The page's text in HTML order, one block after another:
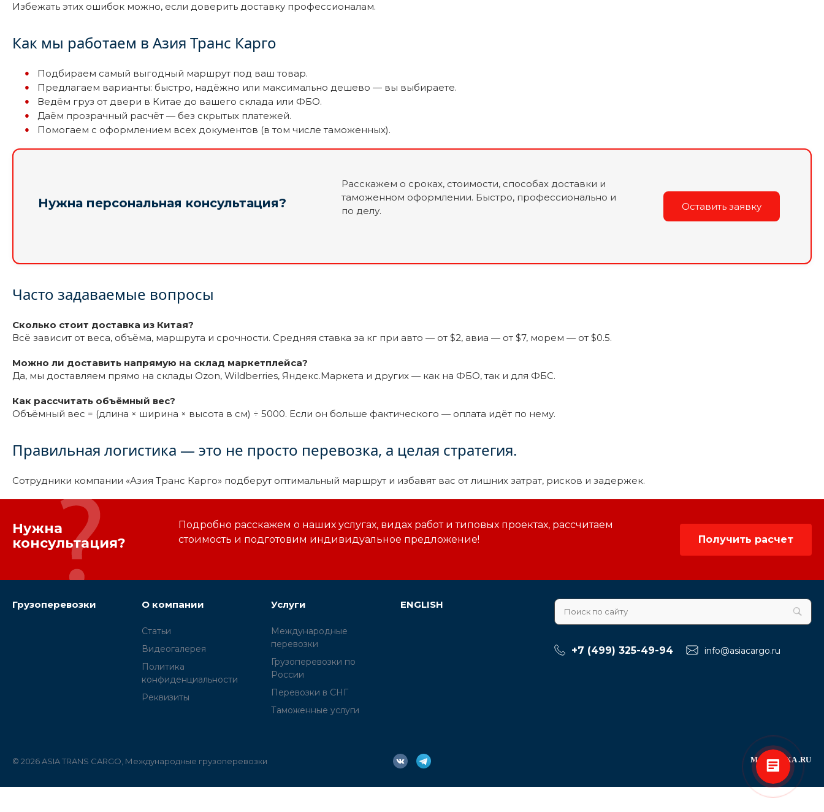
Избежать этих ошибок можно, если доверить доставку профессионалам.
Как мы работаем в Азия Транс Карго
Подбираем самый выгодный маршрут под ваш товар.
Предлагаем варианты: быстро, надёжно или максимально дешево — вы выбираете.
Ведём груз от двери в Китае до вашего склада или ФБО.
Даём прозрачный расчёт — без скрытых платежей.
Помогаем с оформлением всех документов (в том числе таможенных).
Нужна персональная консультация?
Расскажем о сроках, стоимости, способах доставки и
таможенном оформлении. Быстро, профессионально и
по делу.
Оставить заявку
Часто задаваемые вопросы
Сколько стоит доставка из Китая?
Всё зависит от веса, объёма, маршрута и срочности. Средняя ставка за кг при авто — от $2, авиа — от $7, морем — от $0.5.
Можно ли доставить напрямую на склад маркетплейса?
Да, мы доставляем прямо на склады Ozon, Wildberries, Яндекс.Маркета и других — как на ФБО, так и для ФБС.
Как рассчитать объёмный вес?
Объёмный вес = (длина × ширина × высота в см) ÷ 5000. Если он больше фактического — оплата идёт по нему.
Правильная логистика — это не просто перевозка, а целая стратегия.
Сотрудники компании «Азия Транс Карго» подберут оптимальный маршрут и избавят вас от лишних затрат, рисков и задержек.
Нужна
консультация?
Подробно расскажем о наших услугах, видах работ и типовых проектах, рассчитаем
стоимость и подготовим индивидуальное предложение!
Получить расчет
Грузоперевозки О компании
Статьи
Видеогалерея
Политика
конфиденциальности
Реквизиты
Услуги
Международные
перевозки
Грузоперевозки по
России
Перевозки в СНГ
Таможенные услуги
ENGLISH
+7 (499) 325-49-94 info@asiacargo.ru
© 2026 ASIA TRANS CARGO, Международные грузоперевозки МА ЭВРИКА.RU